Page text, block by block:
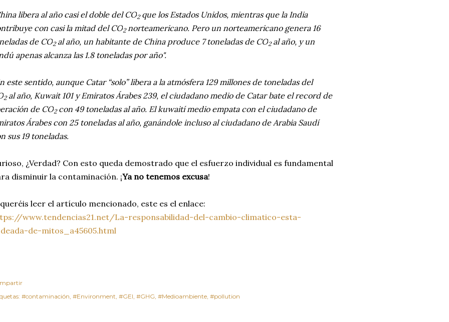
libera al año casi el doble del CO2que los Estados Unidos, mientras que la India
con casi la mitad del CO2norteamericano. Pero un norteamericano genera 16
de CO2al año, un habitante de China produce 7 toneladas de CO2al año, y un
apenas alcanza las 1.8 toneladas por año".
este sentido, aunque Catar “solo” libera a la atmósfera 129 millones de toneladas del
2al año, Kuwait 101 y Emiratos Árabes 239, el ciudadano medio de Catar bate el record de
de CO2con 49 toneladas al año. El kuwaití medio empata con el ciudadano de
Árabes con 25 toneladas al año, ganándole incluso al ciudadano de Arabia Saudí
sus 19 toneladas.
¿Verdad? Con esto queda demostrado que el esfuerzo individual es fundamental
disminuir la contaminación. ¡Ya no tenemos excusa!
leer el artículo mencionado, este es el enlace:
www.tendencias21.net/La-responsabilidad-del-cambio-climatico-esta-
de-mitos_a45605.html
#contaminación #Environment #GEI #GHG #Medioambiente #pollution